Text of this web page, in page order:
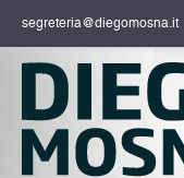
segreteria@diegomosna.it